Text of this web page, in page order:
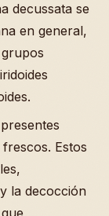
decussata se
en general,
Estos
la decocción